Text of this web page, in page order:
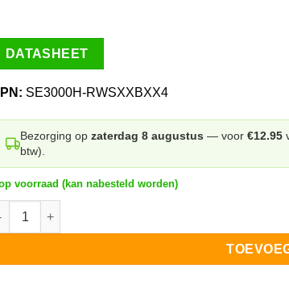
DATASHEET
SE3000H-RWSXXBXX4
Bezorging op zaterdag 8 augustus — voor €12.95
btw).
voorraad (kan nabesteld worden)
SE3000H hybride omvormer 1-fase aantal